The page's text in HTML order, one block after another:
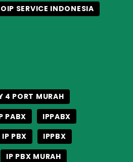
SERVICE INDONESIA
4 PORT MURAH
PABX
IPPABX
IP PBX
IPPBX
IP PBX MURAH